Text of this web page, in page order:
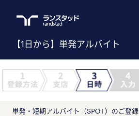
【1日から】単発アルバイト
単発・短期アルバイト（SPOT）のご登録